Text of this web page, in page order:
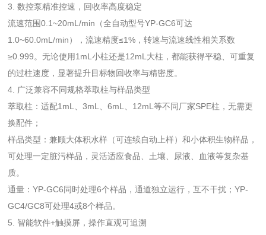
3. 数控泵精准控速，回收率高度稳定
流速范围0.1~20mL/min（全自动型号YP-GC6可达
1.0~60.0mL/min），流速精度≤1%，转速与流速线性相关系数
≥0.999。无论使用1mL小柱还是12mL大柱，都能获得平稳、可重复
的过柱速度，显著提升目标物回收率与精密度。
4. 广泛兼容不同规格萃取柱与样品类型
萃取柱：适配1mL、3mL、6mL、12mL等不同厂家SPE柱，无需更
换配件；
样品类型：兼顾大体积水样（可连续自动上样）和小体积生物样品，
可处理一定脏污样品，灵活适应食品、土壤、尿液、血液等复杂基
质。
通量：YP-GC6同时处理6个样品，通道独立运行，互不干扰；YP-
GC4/GC8可处理4或8个样品。
5. 智能软件+触摸屏，操作直观可追溯